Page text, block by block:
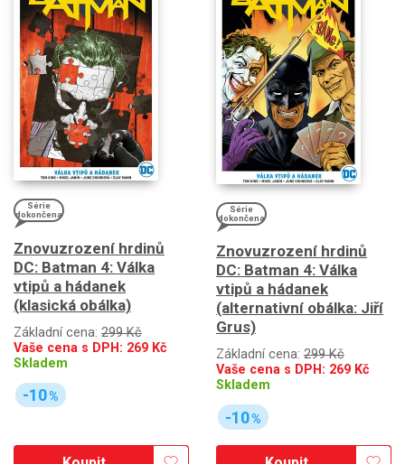
Série
dokončena
Znovuzrození hrdinů
DC: Batman 4: Válka
vtipů a hádanek
(klasická obálka)
Základní cena: 299 Kč
Vaše cena s DPH: 269 Kč
Skladem
-10%
Série
dokončena
Znovuzrození hrdinů
DC: Batman 4: Válka
vtipů a hádanek
(alternativní obálka: Jiří
Grus)
Základní cena: 299 Kč
Vaše cena s DPH: 269 Kč
Skladem
-10%